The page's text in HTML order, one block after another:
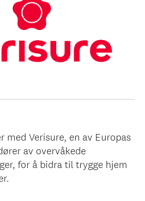
med Verisure, en av Europas
av overvåkede
for å bidra til trygge hjem